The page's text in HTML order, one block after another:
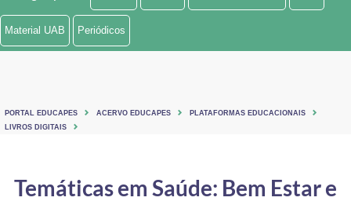
Ministério de Minas e Energia
Ministério do Turismo
Controladoria-Geral da União
Material UAB Periódicos
PORTAL EDUCAPES ACERVO EDUCAPES
PLATAFORMAS EDUCACIONAIS
LIVROS DIGITAIS
Temáticas em Saúde: Bem Estar e